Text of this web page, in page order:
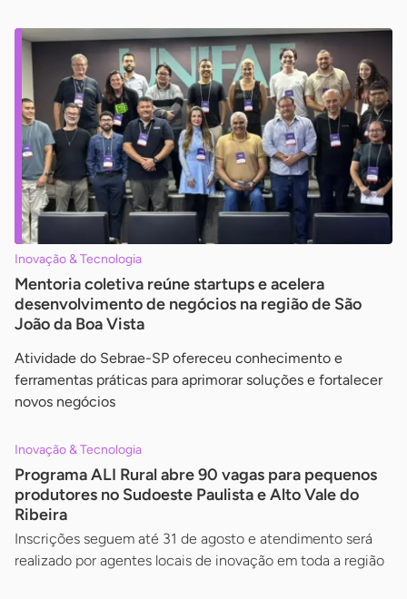
Inovação & Tecnologia
Mentoria coletiva reúne startups e acelera
desenvolvimento de negócios na região de São
João da Boa Vista
Atividade do Sebrae-SP ofereceu conhecimento e
ferramentas práticas para aprimorar soluções e fortalecer
novos negócios
Inovação & Tecnologia
Programa ALI Rural abre 90 vagas para pequenos
produtores no Sudoeste Paulista e Alto Vale do
Ribeira
Inscrições seguem até 31 de agosto e atendimento será
realizado por agentes locais de inovação em toda a região